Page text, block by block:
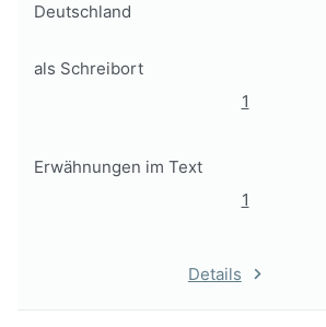
Deutschland
als Schreibort
1
Erwähnungen im Text
1
Details